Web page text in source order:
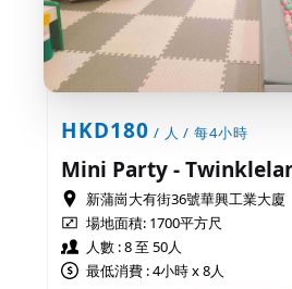
HKD180 / 人 / 每4小時
Mini Party -
新蒲崗大有街36號華興工業大廈
場地面積: 1700平方尺
人數 : 8 至 50人
最低消費 : 4小時 x 8人